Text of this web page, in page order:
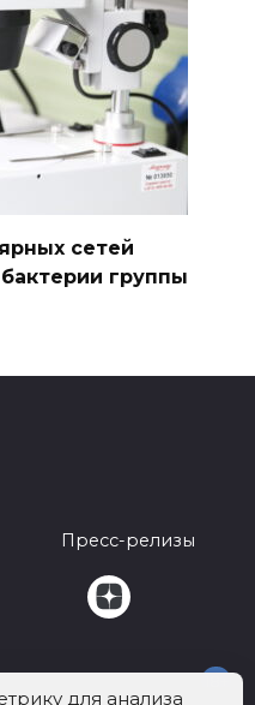
сетей
группы
Пресс-релизы
для анализа